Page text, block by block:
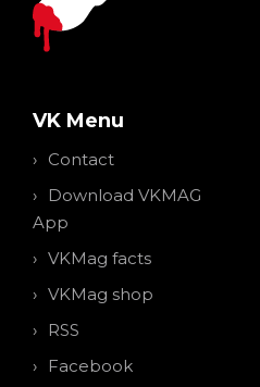
VK Menu
Contact
Download VKMAG
App
VKMag facts
VKMag shop
RSS
Facebook